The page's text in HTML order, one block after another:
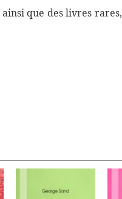
que des livres rares,